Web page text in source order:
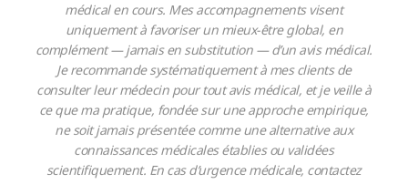
médical en cours. Mes accompagnements visent
uniquement à favoriser un mieux-être global, en
complément — jamais en substitution — d’un avis médical.
Je recommande systématiquement à mes clients de
consulter leur médecin pour tout avis médical, et je veille à
ce que ma pratique, fondée sur une approche empirique,
ne soit jamais présentée comme une alternative aux
connaissances médicales établies ou validées
scientifiquement. En cas d’urgence médicale, contactez